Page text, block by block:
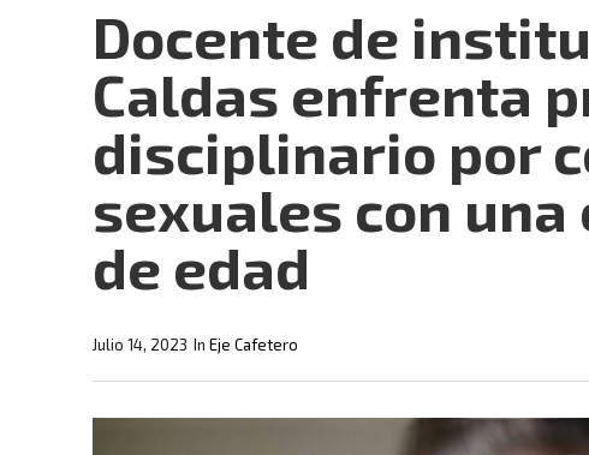
Docente de
Caldas enfrenta
disciplinario por
sexuales con
de edad
In Eje Cafetero
Julio 14, 2023